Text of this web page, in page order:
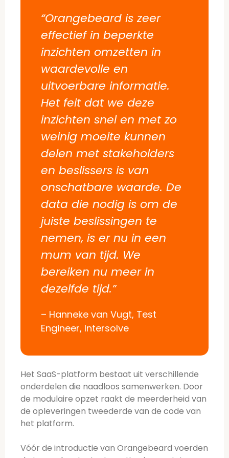
“Orangebeard is zeer
effectief in beperkte
inzichten omzetten in
waardevolle en
uitvoerbare informatie.
Het feit dat we deze
inzichten snel en met zo
weinig moeite kunnen
delen met stakeholders
en beslissers is van
onschatbare waarde. De
data die nodig is om de
juiste beslissingen te
nemen, is er nu in een
mum van tijd. We
bereiken nu meer in
dezelfde tijd.”
– Hanneke van Vugt, Test
Engineer, Intersolve
Het SaaS-platform bestaat uit verschillende
onderdelen die naadloos samenwerken. Door
de modulaire opzet raakt de meerderheid van
de opleveringen tweederde van de code van
het platform.
Vóór de introductie van Orangebeard voerden